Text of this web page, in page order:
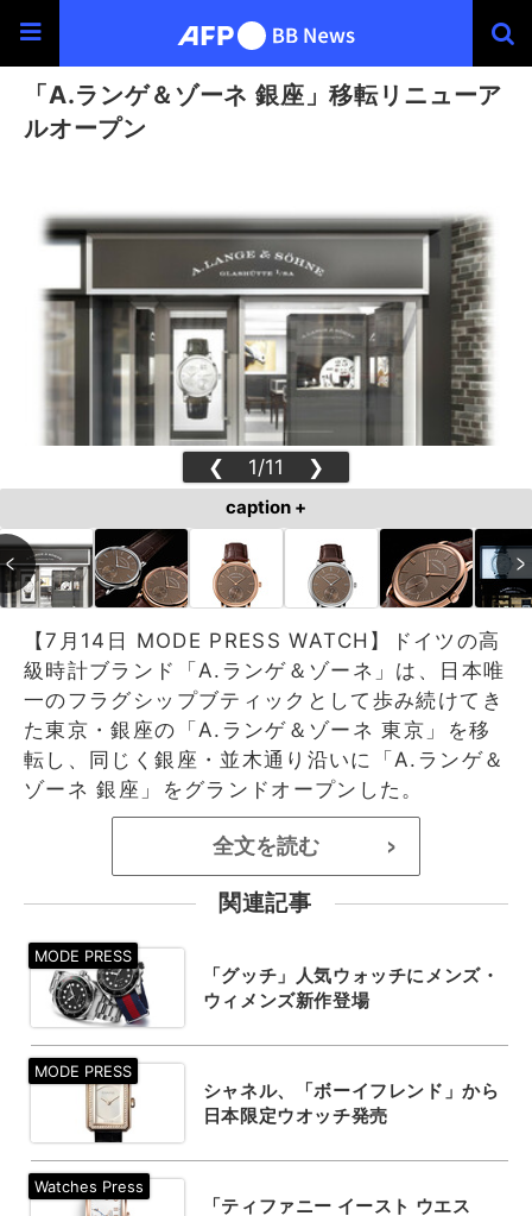
「A.ランゲ＆ゾーネ 銀座」移転リニューア
ルオープン
❮ 1/11 ❯
caption +
【7月14日 MODE PRESS WATCH】ドイツの高
級時計ブランド「A.ランゲ＆ゾーネ」は、日本唯
一のフラグシップブティックとして歩み続けてき
た東京・銀座の「A.ランゲ＆ゾーネ 東京」を移
転し、同じく銀座・並木通り沿いに「A.ランゲ＆
ゾーネ 銀座」をグランドオープンした。
全文を読む >
関連記事
「グッチ」人気ウォッチにメンズ・
ウィメンズ新作登場
シャネル、「ボーイフレンド」から
日本限定ウオッチ発売
「ティファニー イースト ウエス